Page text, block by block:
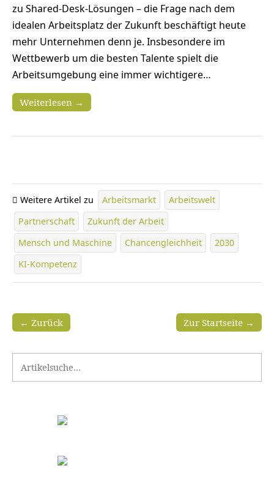
zu Shared-Desk-Lösungen – die Frage nach dem
idealen Arbeitsplatz der Zukunft beschäftigt heute
mehr Unternehmen denn je. Insbesondere im
Wettbewerb um die besten Talente spielt die
Arbeitsumgebung eine immer wichtigere…
Weiterlesen →
Weitere Artikel zu Arbeitsmarkt
Arbeitswelt
Partnerschaft
Zukunft der Arbeit
Mensch und Maschine
Chancengleichheit
2030
KI-Kompetenz
Zur Startseite →
← Zurück